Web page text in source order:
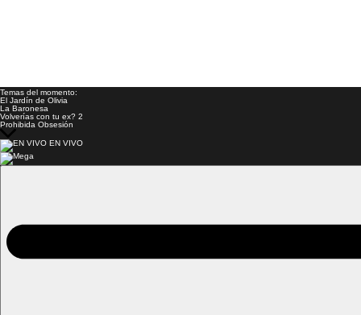
Temas del momento:
El Jardín de Olivia
La Baronesa
Volverías con tu ex? 2
Prohibida Obsesión
EN VIVO